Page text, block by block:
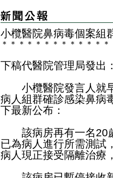
小欖醫院鼻病毒個案組
＊ ＊ ＊ ＊ ＊ ＊ ＊ ＊ ＊ ＊ ＊ ＊ ＊
下稿代醫院管理局發出
小欖醫院發言人就早
病人組群確診感染鼻病
下最新公布：
該病房再有一名20
已為病人進行所需測試
病人現正接受隔離治療